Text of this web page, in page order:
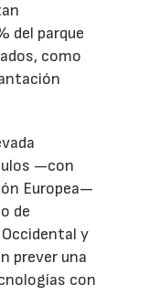
del parque
como
—con
Europea—
de
y
prever una
con